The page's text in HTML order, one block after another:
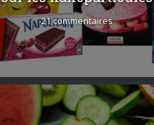
21 commentaires